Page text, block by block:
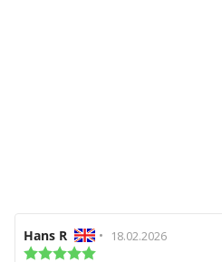
Forfatter
af
Hans R • Bedømmelsesdato:
18.02.2026